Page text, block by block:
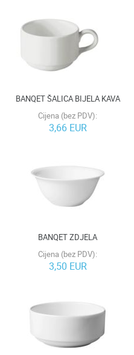
BANQET ŠALICA BIJELA KAVA
Cijena (bez PDV):
3,66 EUR
BANQET ZDJELA
Cijena (bez PDV):
3,50 EUR